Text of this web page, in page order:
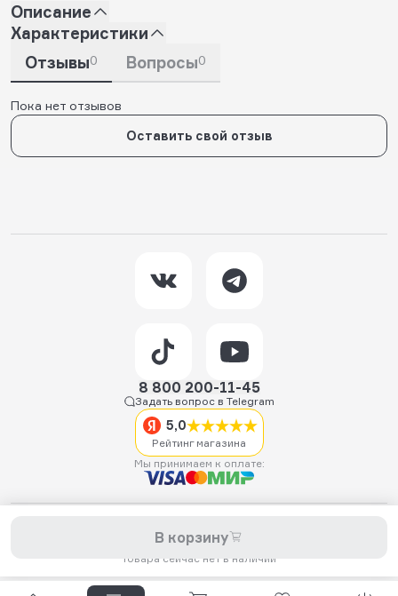
В корзину
Товара сейчас нет в наличии
Описание
Характеристики
Отзывы0 Вопросы0
Пока нет отзывов
Оставить свой отзыв
8 800 200-11-45
Задать вопрос в Telegram
5,0
Рейтинг магазина
Мы принимаем к оплате:
самокатов, запчастей для самокатов, аксессуаров, экипировки,
одежды и обуви.